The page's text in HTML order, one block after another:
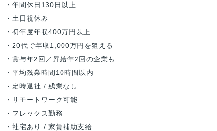
・年間休日130日以上
・土日祝休み
・初年度年収400万円以上
・20代で年収1,000万円を狙える
・賞与年2回／昇給年2回の企業も
・平均残業時間10時間以内
・定時退社 / 残業なし
・リモートワーク可能
・フレックス勤務
・社宅あり / 家賃補助支給